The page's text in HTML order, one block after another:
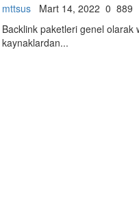
mttsus Mart 14, 2022 0 889
Backlink paketleri genel
kaynaklardan...